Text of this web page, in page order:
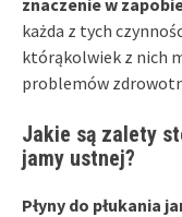
każda z tych
którąkolwiek z nich
problemów
Jakie są zalety
jamy ustnej?
Płyny do płukania